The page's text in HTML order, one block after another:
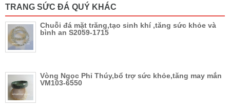
TRANG SỨC ĐÁ QUÝ KHÁC
Chuỗi đá mặt trăng,tạo sinh khí ,tăng sức khỏe và
bình an S2059-1715
Vòng Ngọc Phỉ Thúy,bổ trợ sức khỏe,tăng may mắn
VM103-6550